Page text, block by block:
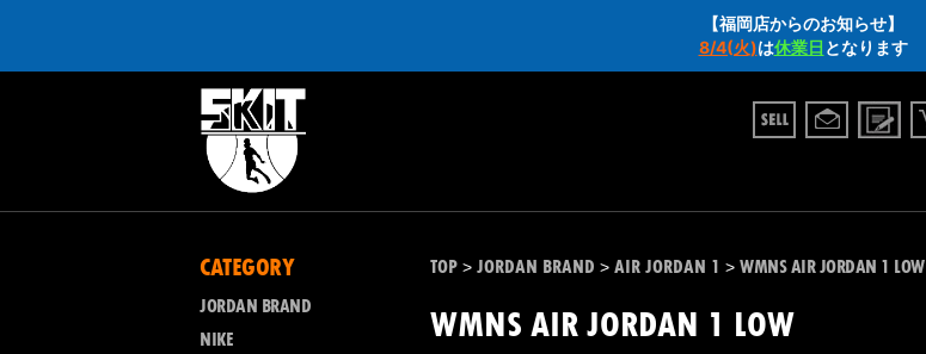
【福岡店からのお知らせ】
8/4(火)は休業日 となります
CATEGORY
JORDAN BRAND
NIKE
TOP > JORDAN BRAND > AIR JORDAN 1 > WMNS AIR JORDAN 1 LOW
WMNS AIR JORDAN 1 LOW